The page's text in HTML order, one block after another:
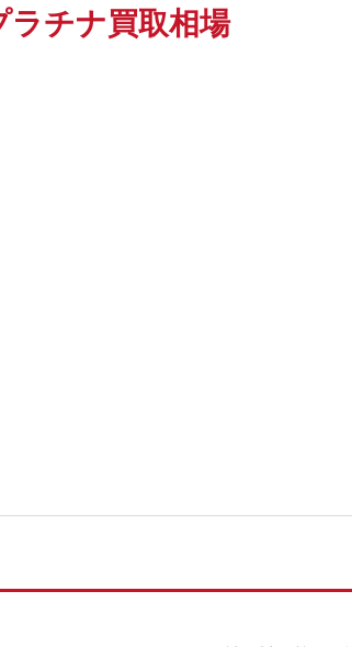
ラチナ買取相場